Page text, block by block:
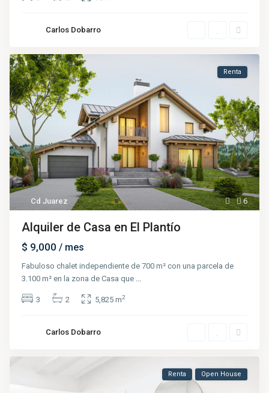
Carlos Dobarro
6
Cd Juarez
Renta
Alquiler de Casa en El Plantío
$ 9,000/ mes
Fabuloso chalet independiente de 700 m² con una parcela de
3.100 m² en la zona de Casa que ...
3 2 5,825 m2
Carlos Dobarro
Renta Open House